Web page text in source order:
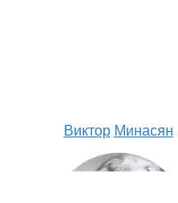
Виктор Минасян